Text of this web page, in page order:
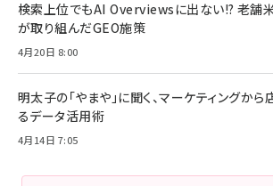
検索上位でもAI Overviewsに出ない!? 老舗
が取り組んだGEO施策
4月20日 8:00
明太子の「やまや」に聞く、マーケティングか
るデータ活用術
4月14日 7:05